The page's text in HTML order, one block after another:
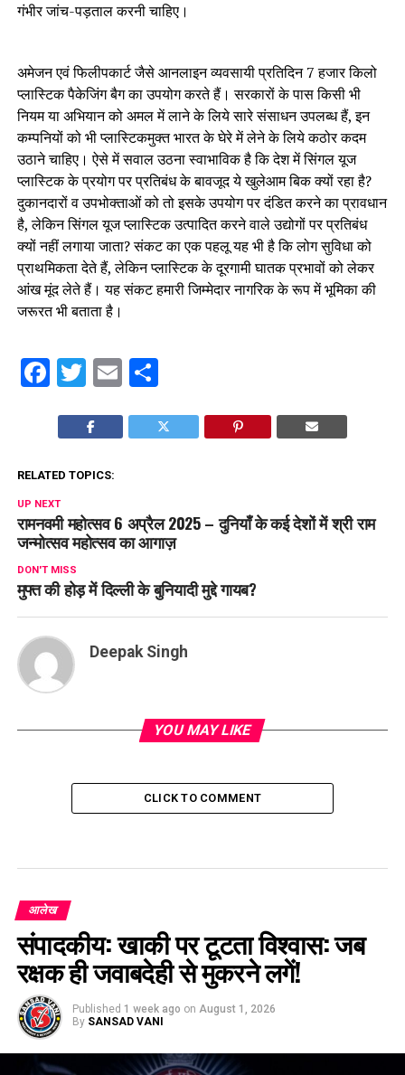
गंभीर जांच-पड़ताल करनी चाहिए।
अमेजन एवं फिलीपकार्ट जैसे आनलाइन व्यवसायी प्रतिदिन 7 हजार किलो
प्लास्टिक पैकेजिंग बैग का उपयोग करते हैं। सरकारों के पास किसी भी
नियम या अभियान को अमल में लाने के लिये सारे संसाधन उपलब्ध हैं, इन
कम्पनियों को भी प्लास्टिकमुक्त भारत के घेरे में लेने के लिये कठोर कदम
उठाने चाहिए। ऐसे में सवाल उठना स्वाभाविक है कि देश में सिंगल यूज
प्लास्टिक के प्रयोग पर प्रतिबंध के बावजूद ये खुलेआम बिक क्यों रहा है?
दुकानदारों व उपभोक्ताओं को तो इसके उपयोग पर दंडित करने का प्रावधान
है, लेकिन सिंगल यूज प्लास्टिक उत्पादित करने वाले उद्योगों पर प्रतिबंध
क्यों नहीं लगाया जाता? संकट का एक पहलू यह भी है कि लोग सुविधा को
प्राथमिकता देते हैं, लेकिन प्लास्टिक के दूरगामी घातक प्रभावों को लेकर
आंख मूंद लेते हैं। यह संकट हमारी जिम्मेदार नागरिक के रूप में भूमिका की
जरूरत भी बताता है।
Facebook
Twitter
EmailShare
RELATED TOPICS:
UP NEXT
रामनवमी महोत्सव 6 अप्रैल 2025 – दुनियाँ के कई देशों में श्री राम
जन्मोत्सव महोत्सव का आगाज़
DON'T MISS
मुफ्त की होड़ में दिल्ली के बुनियादी मुद्दे गायब?
Deepak Singh
YOU MAY LIKE
CLICK TO COMMENT
आलेख
संपादकीय: खाकी पर टूटता विश्वास: जब
रक्षक ही जवाबदेही से मुकरने लगें!
Published 1 week ago on August 1, 2026
By SANSAD VANI